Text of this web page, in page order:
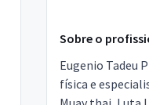
Sobre o
Eugenio Tadeu
física e